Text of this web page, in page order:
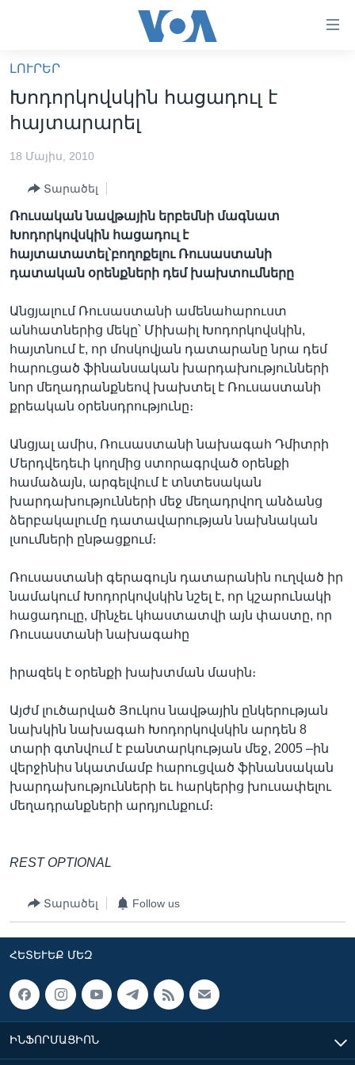
հիմնական
բովանդակությանը
անցնել
հիմնական
բովանդակությանը
բովանդակություն
ԼՈՒՐԵՐ
ՖԻԼՄԵՐ
ՖԻԼՄԵՐ
IN ENGLISH
ՄԵՐ ՄԱՍԻՆ
ՄԵՐ ՄԱՍԻՆ
«ԱՄԵՐԻԿԱՅԻ ՁԱՅՆ»-Ի ԿԱՆՈՆԱԴՐՈՒԹՅՈՒՆ
ԿԱՊ ՄԵԶ ՀԵՏ
ՈՒԿՐԱԻՆԱԿԱՆ ՊԱՏԵՐԱԶՄ
ՀԵՏԵՒԵՔ ՄԵԶ
Լեզուներ
ԼՈՒՐԵՐ
Խոդորկովսկին հացադուլ է
հայտարարել
18 Մայիս, 2010
Տարածել
Ռուսական նավթային երբեմնի մագնատ
Խոդորկովսկին հացադուլ է
հայտատատել՝բողոքելու Ռուսաստանի
դատական օրենքների դեմ խախտումները
Անցյալում Ռուսաստանի ամենահարուստ
անհատներից մեկը՝ Միխաիլ Խոդորկովսկին,
հայտնում է, որ մոսկովյան դատարանը նրա դեմ
հարուցած ֆինանսական խարդախությունների
նոր մեղադրանքնեով խախտել է Ռուսաստանի
քրեական օրենսդրությունը։
Անցյալ ամիս, Ռուսաստանի նախագահ Դմիտրի
Մերդվեդեւի կողմից ստորագրված օրենքի
համաձայն, արգելվում է տնտեսական
խարդախությունների մեջ մեղադրվող անձանց
ձերբակալումը դատավարության նախնական
լսումների ընթացքում։
Ռուսաստանի գերագույն դատարանին ուղված իր
նամակում Խոդորկովսկին նշել է, որ կշարունակի
հացադուլը, մինչեւ կհաստատվի այն փաստը, որ
Ռուսաստանի նախագահը
իրազեկ է օրենքի խախտման մասին։
Այժմ լուծարված Յուկոս նավթային ընկերության
նախկին նախագահ Խոդորկովսկին արդեն 8
տարի գտնվում է բանտարկության մեջ, 2005 –ին
վերջինիս նկատմամբ հարուցված ֆինանսական
խարդախությունների եւ հարկերից խուսափելու
մեղադրանքների արդյունքում։
REST OPTIONAL
Տարածել Follow us
ՀԵՏԵՒԵՔ ՄԵԶ
ԻՆՖՈՐՄԱՑԻՈՆ